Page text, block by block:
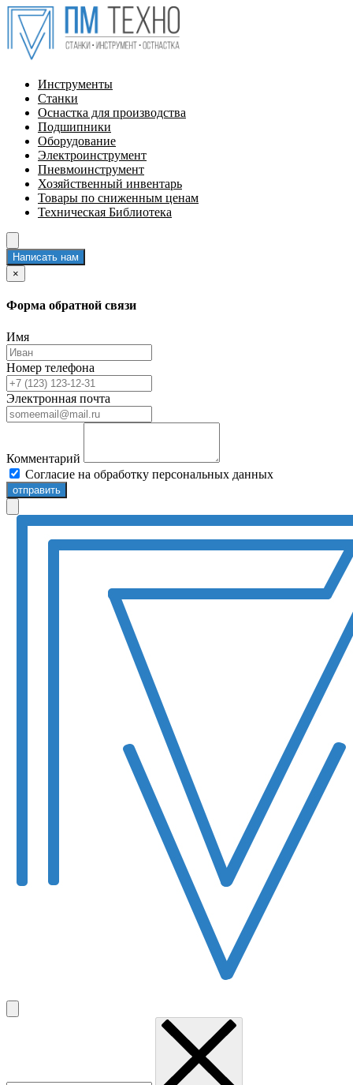
Инструменты
Станки
Оснастка для производства
Подшипники
Оборудование
Электроинструмент
Пневмоинструмент
Хозяйственный инвентарь
Товары по сниженным ценам
Техническая Библиотека
Написать нам
×
Форма обратной связи
Имя
Номер телефона
Электронная почта
Комментарий
Согласие на обработку персональных данных
отправить